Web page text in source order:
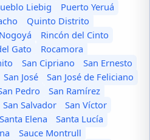
Liebig
Puerto Yeruá
Quinto Distrito
Rincón del Cinto
Gato
Rocamora
San Cipriano
San Ernesto
San José
San José de Feliciano
Pedro
San Ramírez
San Salvador
San Víctor
Santa Elena
Santa Lucía
Sauce Montrull